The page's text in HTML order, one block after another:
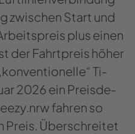
zwi­schen Start und
plus einen
der Fahrt­preis höher
Ti­
2026 ein Preis­de­
fah­ren so
Preis. Über­schrei­tet